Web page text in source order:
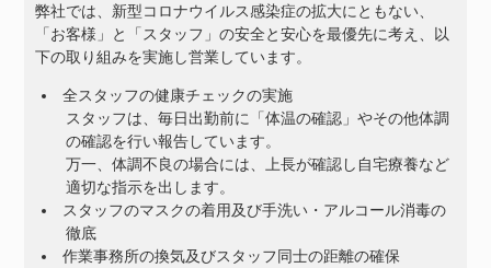
弊社では、新型コロナウイルス感染症の拡大にともない、
「お客様」と「スタッフ」の安全と安心を最優先に考え、以
下の取り組みを実施し営業しています。
全スタッフの健康チェックの実施
スタッフは、毎日出勤前に「体温の確認」やその他体調
の確認を行い報告しています。
万一、体調不良の場合には、上長が確認し自宅療養など
適切な指示を出します。
スタッフのマスクの着用及び手洗い・アルコール消毒の
徹底
作業事務所の換気及びスタッフ同士の距離の確保